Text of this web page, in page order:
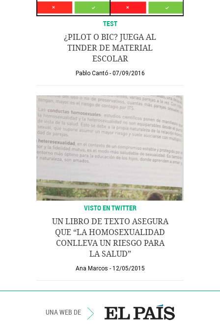
TEST
¿PILOT O BIC? JUEGA AL
TINDER DE MATERIAL
ESCOLAR
Pablo Cantó 07/09/2016
VISTO EN TWITTER
UN LIBRO DE TEXTO ASEGURA
QUE “LA HOMOSEXUALIDAD
CONLLEVA UN RIESGO PARA
LA SALUD”
Ana Marcos 12/05/2015
UNA WEB DE